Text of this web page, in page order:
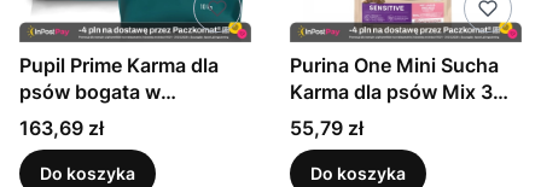
Pupil Prime Karma dla
psów bogata w
wołowinę z warzywami
10 kg x 2 sztuki
Cena
163,69 zł
Do koszyka
Purina One Mini Sucha
Karma dla psów Mix 3
smaków 800 g x 3 sztuki
Cena
55,79 zł
Do koszyka